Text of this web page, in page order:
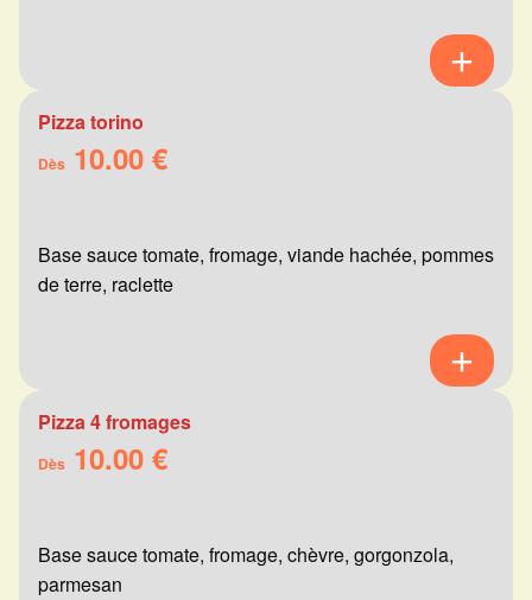
Pizza torino
Dès 10.00 €
Base sauce tomate, fromage, viande hachée, pommes
de terre, raclette
Pizza 4 fromages
Dès 10.00 €
Base sauce tomate, fromage, chèvre, gorgonzola,
parmesan